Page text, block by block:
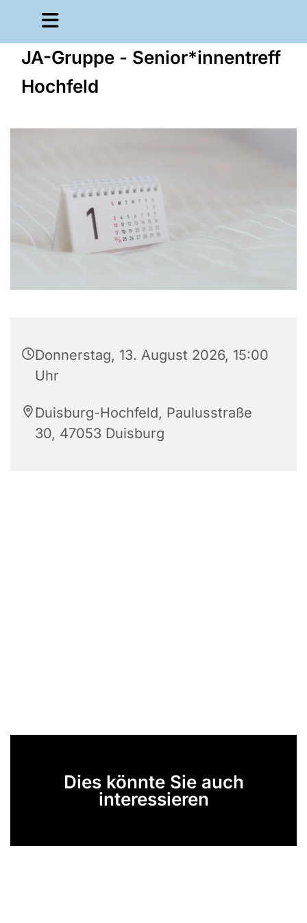
JA-Gruppe - Senior*innentreff
Hochfeld
Donnerstag, 13. August 2026, 15:00
Uhr
Duisburg-Hochfeld, Paulusstraße
30, 47053 Duisburg
Dies könnte Sie auch
interessieren